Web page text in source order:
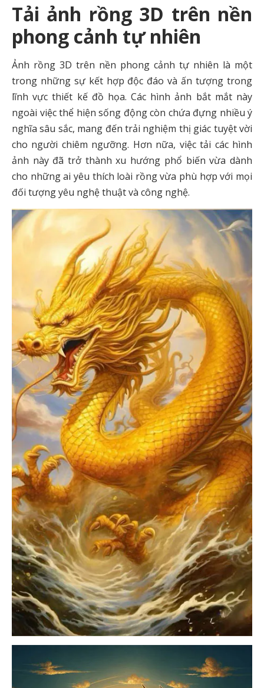
Tải ảnh rồng 3D trên nền
phong cảnh tự nhiên
Ảnh rồng 3D trên nền phong cảnh tự nhiên là một
trong những sự kết hợp độc đáo và ấn tượng trong
lĩnh vực thiết kế đồ họa. Các hình ảnh bắt mắt này
ngoài việc thể hiện sống động còn chứa đựng nhiều ý
nghĩa sâu sắc, mang đến trải nghiệm thị giác tuyệt vời
cho người chiêm ngưỡng. Hơn nữa, việc tải các hình
ảnh này đã trở thành xu hướng phổ biến vừa dành
cho những ai yêu thích loài rồng vừa phù hợp với mọi
đối tượng yêu nghệ thuật và công nghệ.